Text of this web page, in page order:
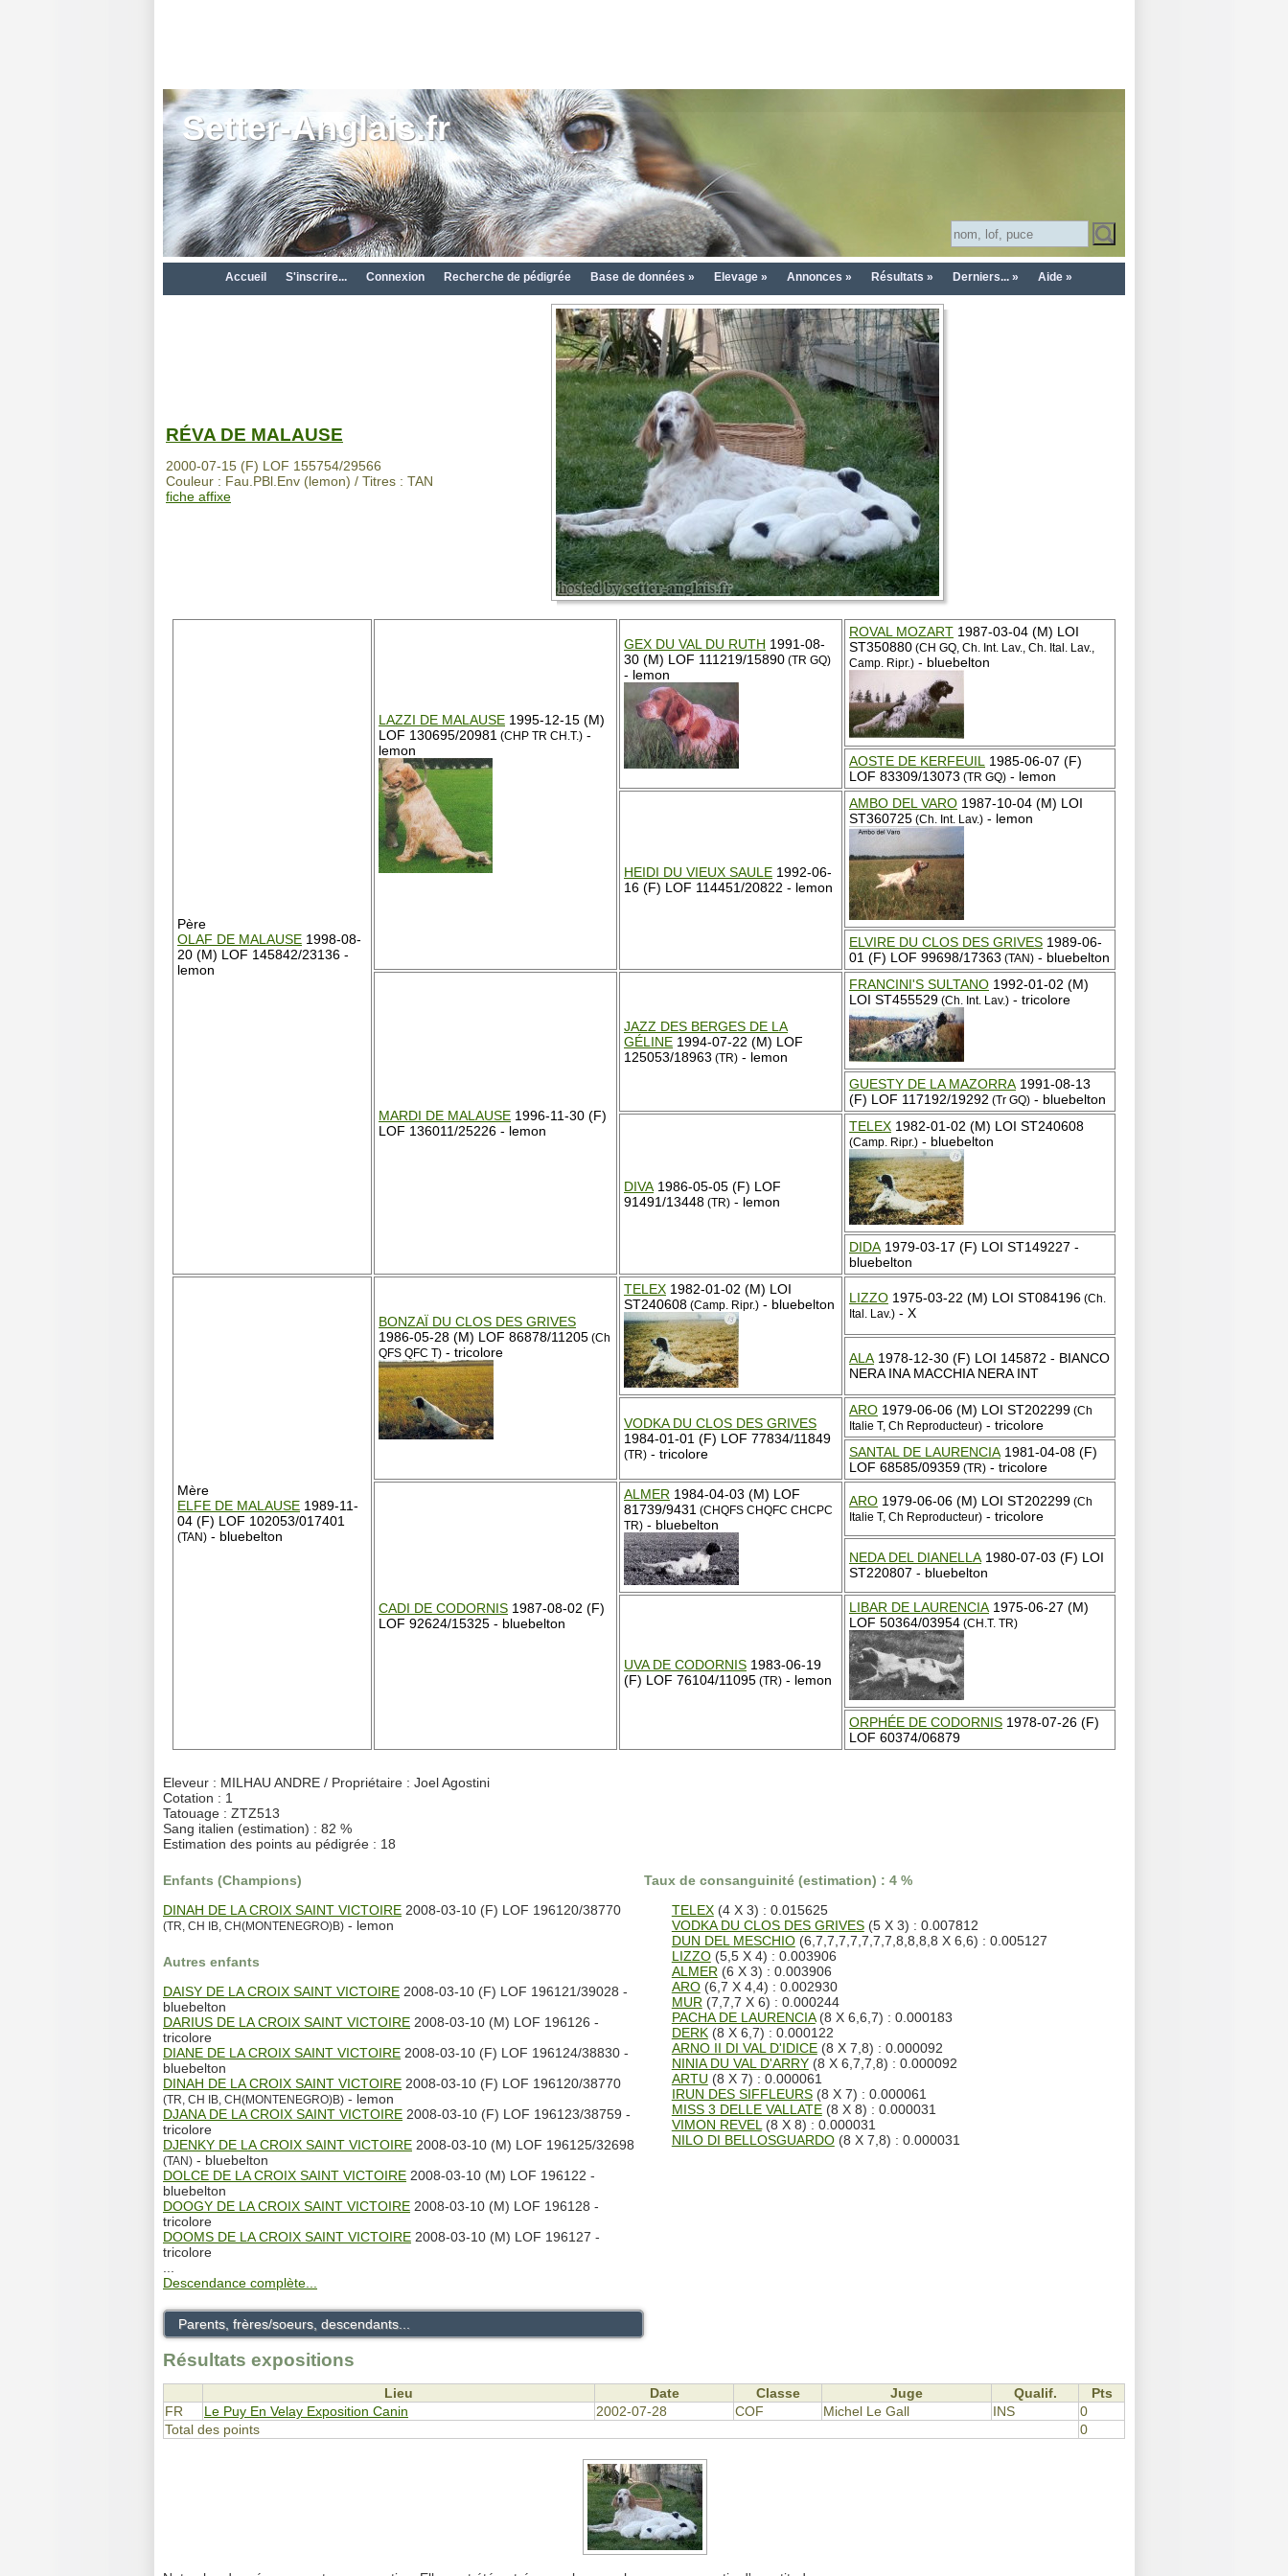
Setter-Anglais.fr
Accueil S'inscrire... Connexion Recherche de pédigrée Base de données » Elevage » Annonces » Résultats » Derniers... » Aide »
RÉVA DE MALAUSE
2000-07-15 (F) LOF 155754/29566
Couleur : Fau.PBl.Env (lemon) / Titres : TAN
fiche affixe
Père
OLAF DE MALAUSE 1998-08-
20 (M) LOF 145842/23136 -
lemon
LAZZI DE MALAUSE 1995-12-15 (M)
LOF 130695/20981 (CHP TR CH.T.) -
lemon
GEX DU VAL DU RUTH 1991-08-
30 (M) LOF 111219/15890 (TR GQ)
- lemon
ROVAL MOZART 1987-03-04 (M) LOI
ST350880 (CH GQ, Ch. Int. Lav., Ch. Ital. Lav.,
Camp. Ripr.) - bluebelton
AOSTE DE KERFEUIL
1985-06-07 (F)
LOF 83309/13073 (TR GQ) - lemon
HEIDI DU VIEUX SAULE 1992-06-
16 (F) LOF 114451/20822 - lemon
AMBO DEL VARO 1987-10-04 (M) LOI
ST360725 (Ch. Int. Lav.) - lemon
ELVIRE DU CLOS DES GRIVES 1989-06-
01 (F) LOF 99698/17363 (TAN) - bluebelton
MARDI DE MALAUSE 1996-11-30 (F)
LOF 136011/25226 - lemon
JAZZ DES BERGES DE LA
GÉLINE 1994-07-22 (M) LOF
125053/18963 (TR) - lemon
FRANCINI'S SULTANO 1992-01-02 (M)
LOI ST455529 (Ch. Int. Lav.) - tricolore
GUESTY DE LA MAZORRA 1991-08-13
(F) LOF 117192/19292 (Tr GQ) - bluebelton
DIVA 1986-05-05 (F) LOF
91491/13448 (TR) - lemon
TELEX 1982-01-02 (M) LOI ST240608
(Camp. Ripr.) - bluebelton
DIDA 1979-03-17 (F) LOI ST149227 -
bluebelton
Mère
ELFE DE MALAUSE 1989-11-
04 (F) LOF 102053/017401
(TAN) - bluebelton
BONZAÏ DU CLOS DES GRIVES
1986-05-28 (M) LOF 86878/11205 (Ch
QFS QFC T) - tricolore
TELEX 1982-01-02 (M) LOI
ST240608 (Camp. Ripr.) - bluebelton LIZZO 1975-03-22 (M) LOI ST084196 (Ch.
Ital. Lav.) - X
ALA 1978-12-30 (F) LOI 145872 - BIANCO
NERA INA MACCHIA NERA INT
VODKA DU CLOS DES GRIVES
1984-01-01 (F) LOF 77834/11849
(TR) - tricolore
ARO 1979-06-06 (M) LOI ST202299 (Ch
Italie T, Ch Reproducteur) - tricolore
SANTAL DE LAURENCIA 1981-04-08 (F)
LOF 68585/09359 (TR) - tricolore
CADI DE CODORNIS 1987-08-02 (F)
LOF 92624/15325 - bluebelton
ALMER 1984-04-03 (M) LOF
81739/9431 (CHQFS CHQFC CHCPC
TR) - bluebelton
ARO 1979-06-06 (M) LOI ST202299 (Ch
Italie T, Ch Reproducteur) - tricolore
NEDA DEL DIANELLA 1980-07-03 (F) LOI
ST220807 - bluebelton
UVA DE CODORNIS 1983-06-19
(F) LOF 76104/11095 (TR) - lemon
LIBAR DE LAURENCIA 1975-06-27 (M)
LOF 50364/03954 (CH.T. TR)
ORPHÉE DE CODORNIS 1978-07-26 (F)
LOF 60374/06879
Eleveur : MILHAU ANDRE / Propriétaire : Joel Agostini
Cotation : 1
Tatouage : ZTZ513
Sang italien (estimation) : 82 %
Estimation des points au pédigrée : 18
Enfants (Champions)
DINAH DE LA CROIX SAINT VICTOIRE 2008-03-10 (F) LOF 196120/38770
(TR, CH IB, CH(MONTENEGRO)B) - lemon
Autres enfants
DAISY DE LA CROIX SAINT VICTOIRE 2008-03-10 (F) LOF 196121/39028 -
bluebelton
DARIUS DE LA CROIX SAINT VICTOIRE 2008-03-10 (M) LOF 196126 -
tricolore
DIANE DE LA CROIX SAINT VICTOIRE 2008-03-10 (F) LOF 196124/38830 -
bluebelton
DINAH DE LA CROIX SAINT VICTOIRE 2008-03-10 (F) LOF 196120/38770
(TR, CH IB, CH(MONTENEGRO)B) - lemon
DJANA DE LA CROIX SAINT VICTOIRE 2008-03-10 (F) LOF 196123/38759 -
tricolore
DJENKY DE LA CROIX SAINT VICTOIRE 2008-03-10 (M) LOF 196125/32698
(TAN) - bluebelton
DOLCE DE LA CROIX SAINT VICTOIRE 2008-03-10 (M) LOF 196122 -
bluebelton
DOOGY DE LA CROIX SAINT VICTOIRE 2008-03-10 (M) LOF 196128 -
tricolore
DOOMS DE LA CROIX SAINT VICTOIRE 2008-03-10 (M) LOF 196127 -
tricolore
Descendance complète...
Parents, frères/soeurs, descendants...
Taux de consanguinité (estimation) : 4 %
TELEX(4 X 3) : 0.015625
VODKA DU CLOS DES GRIVES(5 X 3) : 0.007812
DUN DEL MESCHIO(6,7,7,7,7,7,7,7,8,8,8,8 X 6,6) : 0.005127
LIZZO(5,5 X 4) : 0.003906
ALMER (6 X 3) : 0.003906
ARO(6,7 X 4,4) : 0.002930
MUR (7,7,7 X 6) : 0.000244
PACHA DE LAURENCIA(8 X 6,6,7) : 0.000183
DERK(8 X 6,7) : 0.000122
ARNO II DI VAL D'IDICE(8 X 7,8) : 0.000092
NINIA DU VAL D'ARRY(8 X 6,7,7,8) : 0.000092
ARTU (8 X 7) : 0.000061
IRUN DES SIFFLEURS(8 X 7) : 0.000061
MISS 3 DELLE VALLATE(8 X 8) : 0.000031
VIMON REVEL (8 X 8) : 0.000031
NILO DI BELLOSGUARDO(8 X 7,8) : 0.000031
Résultats expositions
Lieu Date Classe Juge Qualif.
Pts
FR
Le Puy En Velay Exposition Canin 2002-07-28 COF Michel Le Gall INS
0
Total des points
0